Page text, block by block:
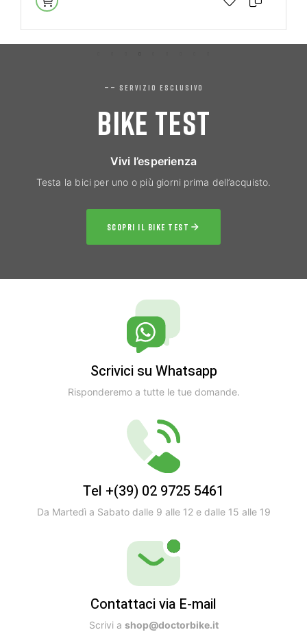
—— SERVIZIO ESCLUSIVO
BIKE TEST
Vivi l’esperienza
Testa la bici per uno o più giorni prima dell’acquisto.
SCOPRI IL BIKE TEST
Scrivici su Whatsapp
Risponderemo a tutte le tue domande.
Tel +(39) 02 9725 5461
Da Martedì a Sabato dalle 9 alle 12 e dalle 15 alle 19
Contattaci via E-mail
Scrivi a shop@doctorbike.it